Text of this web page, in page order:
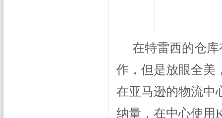
在特雷西的仓
作，但是放眼全美
在亚马逊的物流中
纳量，在中心使用